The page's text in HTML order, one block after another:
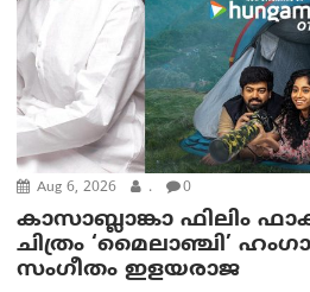
Aug 6, 2026 . 0
കാസാബ്ലാങ്കാ ഫിലിം
ചിത്രം ‘മൈലാഞ്ചി’
സംഗീതം ഇളയരാജ